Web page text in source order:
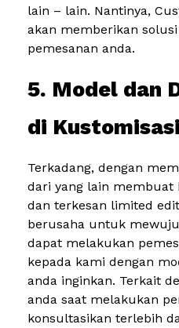
lain – lain. Nantinya,
akan memberikan
pemesanan anda.
5. Model dan
di Kustomisasi
Terkadang, dengan
dari yang lain membuat
dan terkesan limited
berusaha untuk
dapat melakukan
kepada kami dengan
anda inginkan. Terkait
anda saat melakukan
konsultasikan terlebih